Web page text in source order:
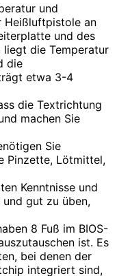
und
Heißluftpistole an
und des
liegt die Temperatur
die
etwa 3-4
die Textrichtung
machen Sie
Sie
Pinzette, Lötmittel,
Kenntnisse und
gut zu üben,
8 Fuß im BIOS-
ist. Es
bei denen der
integriert sind,